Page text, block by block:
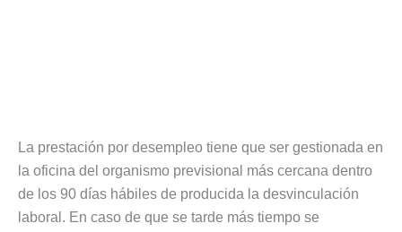
La prestación por desempleo tiene que ser gestionada en
la oficina del organismo previsional más cercana dentro
de los 90 días hábiles de producida la desvinculación
laboral. En caso de que se tarde más tiempo se